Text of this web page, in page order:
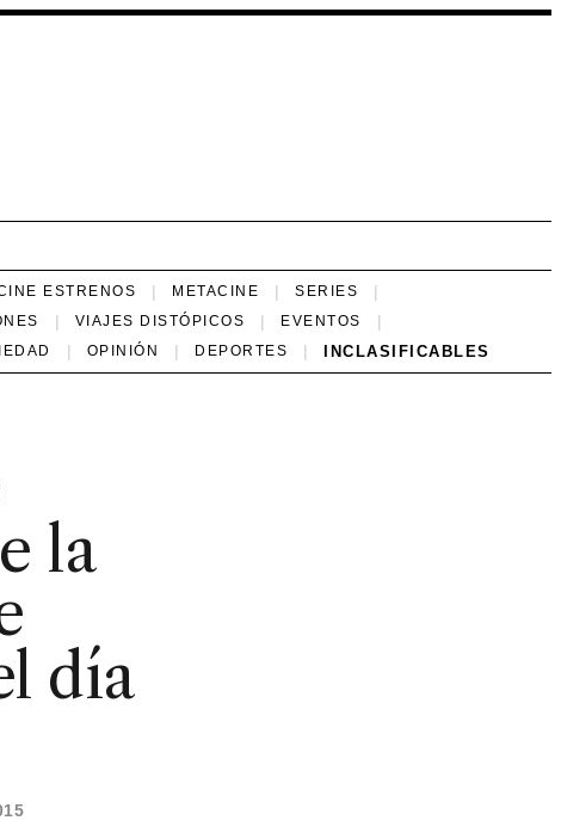
ESTRENOS METACINE SERIES
VIAJES DISTÓPICOS EVENTOS
OPINIÓN DEPORTES INCLASIFICABLES
la
día